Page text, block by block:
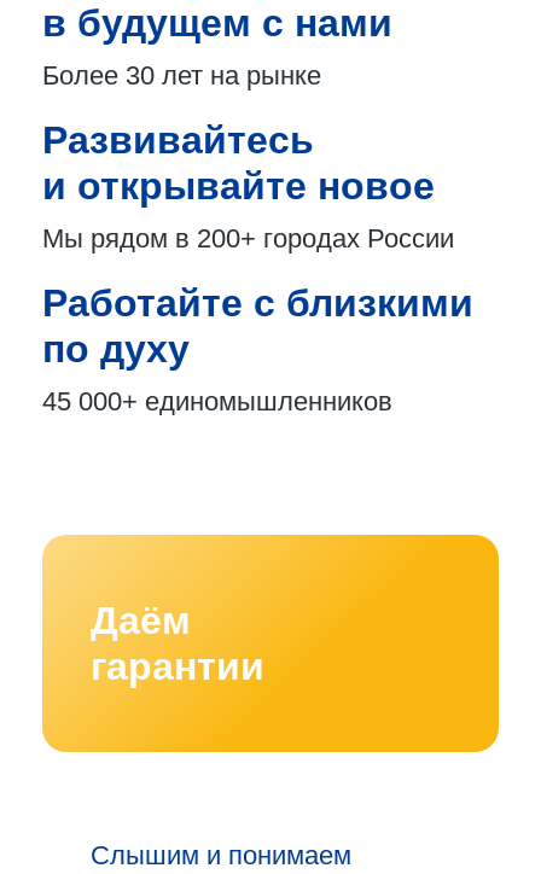
в будущем с нами
Более 30 лет на рынке
Развивайтесь
и открывайте новое
Мы рядом в 200+ городах России
Работайте с близкими
по духу
45 000+ единомышленников
Даём
гарантии
Слышим и понимаем